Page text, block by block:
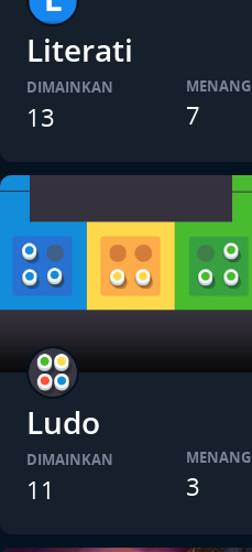
Literati
DIMAINKAN
13
MENANG
7
Ludo
DIMAINKAN
11
MENANG
3